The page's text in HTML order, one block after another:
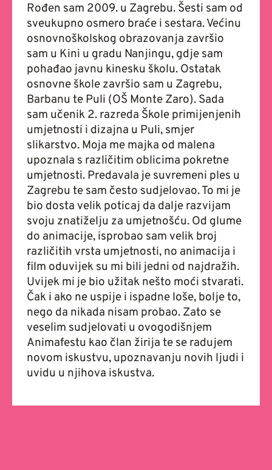
Rođen sam 2009. u Zagrebu. Šesti sam od
sveukupno osmero braće i sestara. Većinu
osnovnoškolskog obrazovanja završio
sam u Kini u gradu Nanjingu, gdje sam
pohađao javnu kinesku školu. Ostatak
osnovne škole završio sam u Zagrebu,
Barbanu te Puli (OŠ Monte Zaro). Sada
sam učenik 2. razreda Škole primijenjenih
umjetnosti i dizajna u Puli, smjer
slikarstvo. Moja me majka od malena
upoznala s različitim oblicima pokretne
umjetnosti. Predavala je suvremeni ples u
Zagrebu te sam često sudjelovao. To mi je
bio dosta velik poticaj da dalje razvijam
svoju znatiželju za umjetnošću. Od glume
do animacije, isprobao sam velik broj
različitih vrsta umjetnosti, no animacija i
film oduvijek su mi bili jedni od najdražih.
Uvijek mi je bio užitak nešto moći stvarati.
Čak i ako ne uspije i ispadne loše, bolje to,
nego da nikada nisam probao. Zato se
veselim sudjelovati u ovogodišnjem
Animafestu kao član žirija te se radujem
novom iskustvu, upoznavanju novih ljudi i
uvidu u njihova iskustva.